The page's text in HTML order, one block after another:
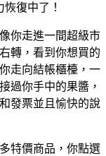
復中了！
你走進一間超級市
轉，看到你想買的
走向結帳櫃檯，一
過你手中的果醬，
發票並且愉快的說
特價商品，你點選